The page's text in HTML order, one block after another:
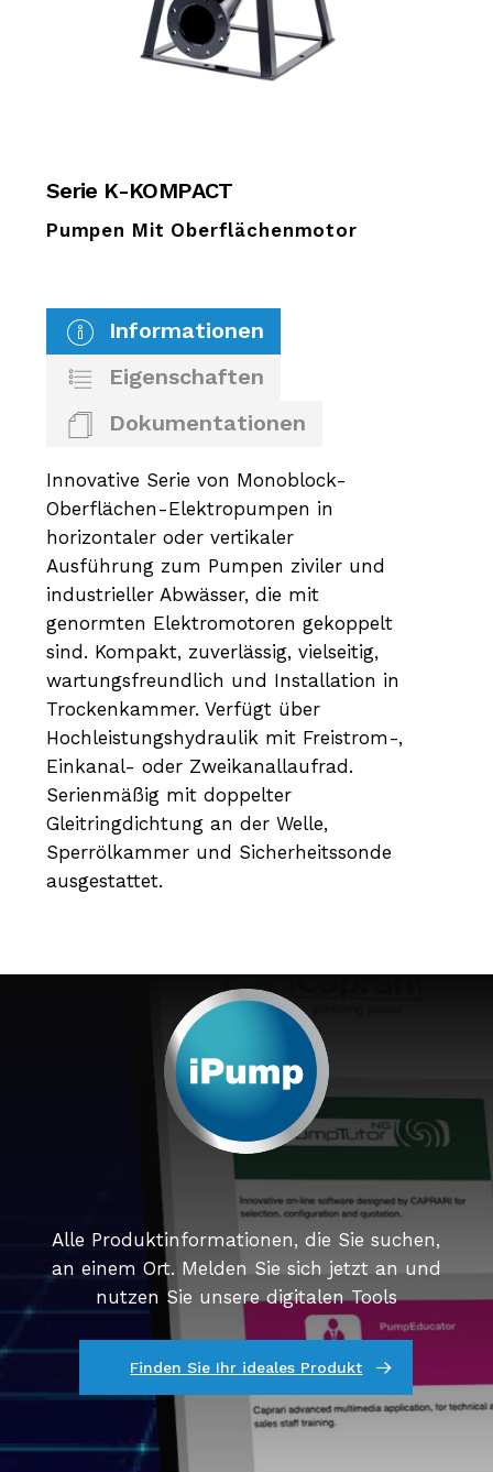
Serie K-KOMPACT
Pumpen Mit Oberflächenmotor
Informationen
Eigenschaften
Dokumentationen
Innovative Serie von Monoblock-
Oberflächen-Elektropumpen in
horizontaler oder vertikaler
Ausführung zum Pumpen ziviler und
industrieller Abwässer, die mit
genormten Elektromotoren gekoppelt
sind. Kompakt, zuverlässig, vielseitig,
wartungsfreundlich und Installation in
Trockenkammer. Verfügt über
Hochleistungshydraulik mit Freistrom-,
Einkanal- oder Zweikanallaufrad.
Serienmäßig mit doppelter
Gleitringdichtung an der Welle,
Sperrölkammer und Sicherheitssonde
ausgestattet.
Alle Produktinformationen, die Sie suchen,
an einem Ort. Melden Sie sich jetzt an und
nutzen Sie unsere digitalen Tools
Finden Sie Ihr ideales Produkt